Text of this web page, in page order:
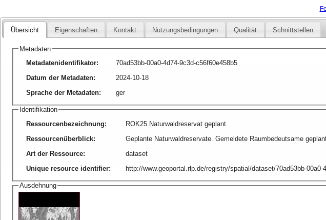
Übersicht Eigenschaften Kontakt Nutzungsbedingungen Qualität Schnittstellen
Metadaten
Metadatenidentifikator:
70ad53bb-00a0-4d74-9c3d-c56f60e458b5
Datum der Metadaten:
2024-10-18
Sprache der Metadaten: ger
Identifikation
Ressourcenbezeichnung:
ROK25 Naturwaldreservat geplant
Ressourcenüberblick:
Geplante Naturwaldreservate. Gemeldete Raumbedeutsame
Art der Ressource:
dataset
Unique resource identifier: http://www.geoportal.rlp.de/registry/spatial/dataset/70ad53bb-00a0-
Ausdehnung